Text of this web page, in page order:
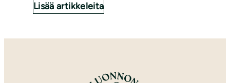
Lisää artikkeleita